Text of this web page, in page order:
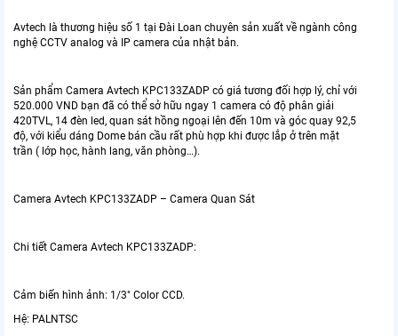
Avtech là thương hiệu số 1 tại Đài Loan chuyên sản xuất về ngành công
nghệ CCTV analog và IP camera của nhật bản.
Sản phẩm Camera Avtech KPC133ZADP có giá tương đối hợp lý, chỉ với
520.000 VND bạn đã có thể sở hữu ngay 1 camera có độ phân giải
420TVL, 14 đèn led, quan sát hồng ngoại lên đến 10m và góc quay 92,5
độ, với kiểu dáng Dome bán cầu rất phù hợp khi được lắp ở trên mặt
trần ( lớp học, hành lang, văn phòng…).
Camera Avtech KPC133ZADP – Camera Quan Sát
Chi tiết Camera Avtech KPC133ZADP:
Cảm biến hình ảnh: 1/3″ Color CCD.
Hệ: PALNTSC